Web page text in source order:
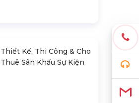
Thiết Kế, Thi Công & Cho
Thuê Sân Khấu Sự Kiện